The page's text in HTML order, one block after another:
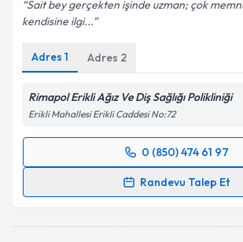
Sait bey gerçekten işinde uzman; çok
kendisine ilgi...
Adres 1 Adres 2
Rimapol Erikli Ağız Ve Diş Sağlığı Polikliniği
Erikli Mahallesi Erikli Caddesi No:72
0 (850) 474 61 97
Randevu Talep Et
Randevu Takvimi Talebi
oluşturun. Size bu uzmandan randevu